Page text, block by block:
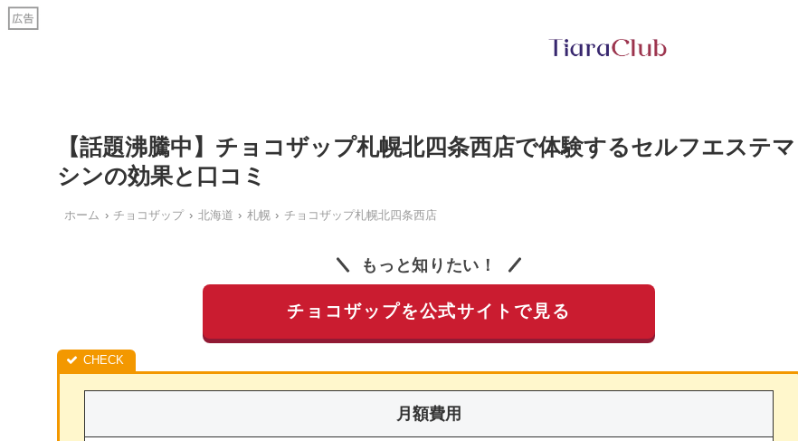
【話題沸騰中】チョコザップ札幌北四条西店で体験するセルフエステマ
シンの効果と口コミ
ホーム チョコザップ 北海道 札幌 チョコザップ札幌北四条西店
もっと知りたい！
チョコザップを公式サイトで見る
月額費用